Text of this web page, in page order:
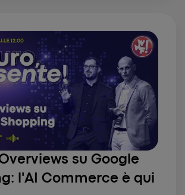
su Google
l'AI Commerce è qui